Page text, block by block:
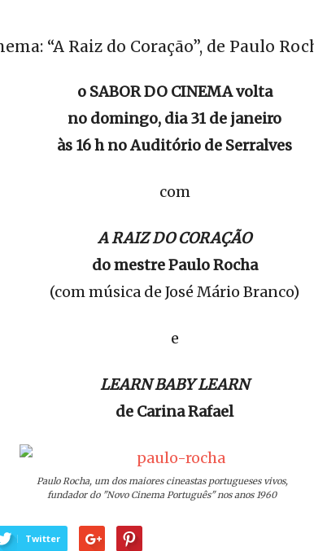
“A Raiz do Coração”, de Paulo
o SABOR DO CINEMA volta
no domingo, dia 31 de janeiro
às 16 h no Auditório de Serralves
com
A RAIZ DO CORAÇÃO
do mestre Paulo Rocha
(com música de José Mário Branco)
e
LEARN BABY LEARN
de Carina Rafael
Paulo Rocha, um dos maiores cineastas portugueses vivos,
fundador do "Novo Cinema Português" nos anos 1960
Twitter